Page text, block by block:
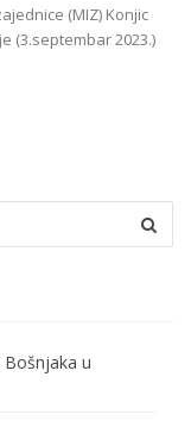
(MIZ) Konjic
(3.septembar 2023.)
u